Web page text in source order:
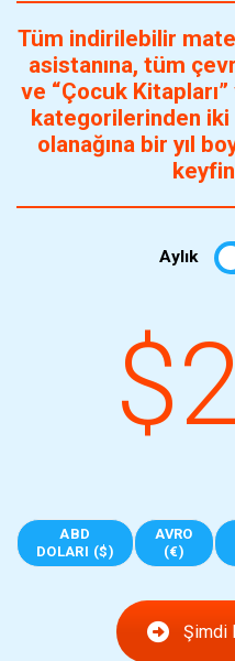
Tüm indirilebilir
asistanına, tüm
ve “Çocuk Kitapları”
kategorilerinden
olanağına bir yıl
Aylık
ABD
DOLARI ($)
AVRO
(€)
Şimdi